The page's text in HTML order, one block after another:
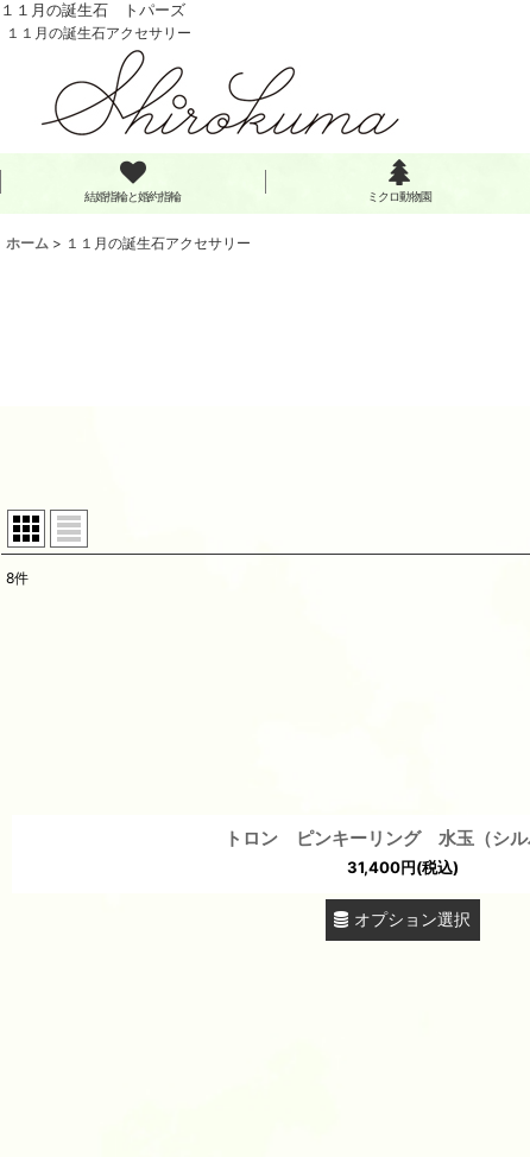
１１月の誕生石 トパーズ
１１月の誕生石アクセサリー
結婚指輪と婚約指輪 ミクロ動物園
ホーム > １１月の誕生石アクセサリー
8件
トロン ピンキーリング 水玉（シル
31,400円(税込)
オプション選択